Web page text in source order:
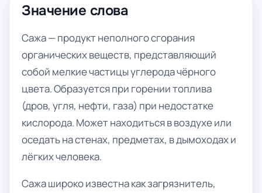
Значение слова
Сажа — продукт неполного сгорания
органических веществ, представляющий
собой мелкие частицы углерода чёрного
цвета. Образуется при горении топлива
(дров, угля, нефти, газа) при недостатке
кислорода. Может находиться в воздухе или
оседать на стенах, предметах, в дымоходах и
лёгких человека.
Сажа широко известна как загрязнитель,